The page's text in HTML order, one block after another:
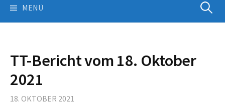
MENÜ Suchen
TT-Bericht vom 18. Oktober
2021
18. OKTOBER 2021